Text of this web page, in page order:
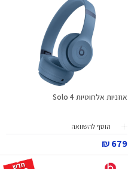
אוזניות אלחוטיות Solo 4
הוסף להשוואה
679 ₪